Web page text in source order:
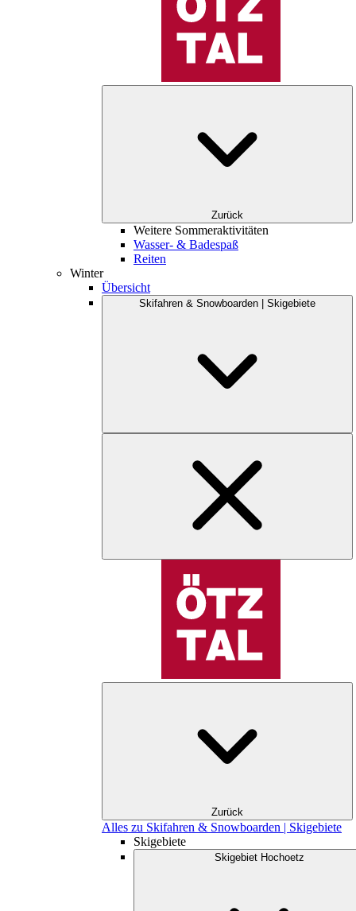
Zurück
Weitere Sommeraktivitäten
Wasser- & Badespaß
Reiten
Winter
Übersicht
Skifahren & Snowboarden | Skigebiete
Zurück
Alles zu Skifahren & Snowboarden | Skigebiete
Skigebiete
Skigebiet Hochoetz